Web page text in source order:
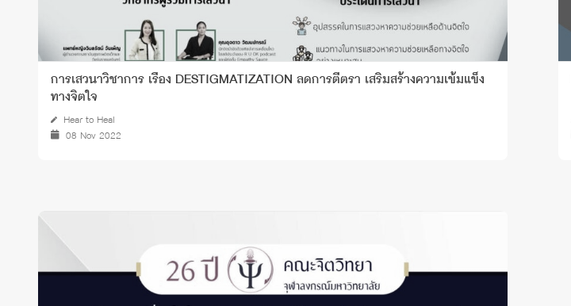
การเสวนาวิชาการ เรื่อง DESTIGMATIZATION ลดการตีตรา เสริมสร้างความเข้มแข็ง
ทางจิตใจ
Hear to Heal
08 Nov 2022